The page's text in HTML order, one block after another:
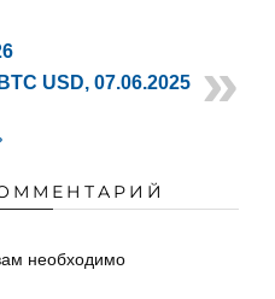
BTC USD, 07.06.2025
необходимо